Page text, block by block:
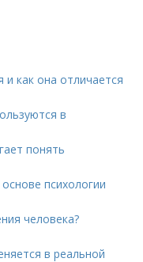
и как она отличается
в
понять
психологии
человека?
в реальной